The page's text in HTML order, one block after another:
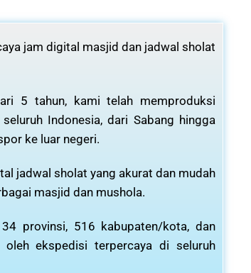
jam digital masjid dan jadwal sholat
5 tahun, kami telah memproduksi
Indonesia, dari Sabang hingga
ke luar negeri.
jadwal sholat yang akurat dan mudah
masjid dan mushola.
provinsi, 516 kabupaten/kota, dan
oleh ekspedisi terpercaya di seluruh